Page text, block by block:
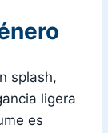
splash,
ligera
es